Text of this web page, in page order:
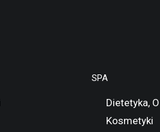
SPA
Dietetyka,
Kosmetyki